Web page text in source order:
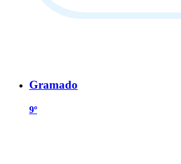
Gramado
9º